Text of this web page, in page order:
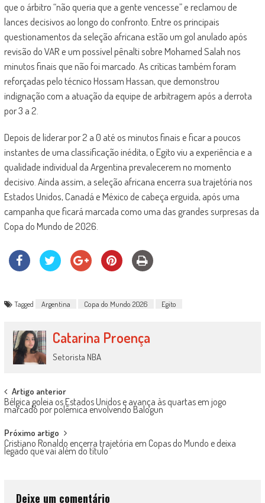
que o árbitro “não queria que a gente vencesse” e reclamou de
lances decisivos ao longo do confronto. Entre os principais
questionamentos da seleção africana estão um gol anulado após
revisão do VAR e um possível pênalti sobre Mohamed Salah nos
minutos finais que não foi marcado. As críticas também foram
reforçadas pelo técnico Hossam Hassan, que demonstrou
indignação com a atuação da equipe de arbitragem após a derrota
por 3 a 2.
Depois de liderar por 2 a 0 até os minutos finais e ficar a poucos
instantes de uma classificação inédita, o Egito viu a experiência e a
qualidade individual da Argentina prevalecerem no momento
decisivo. Ainda assim, a seleção africana encerra sua trajetória nos
Estados Unidos, Canadá e México de cabeça erguida, após uma
campanha que ficará marcada como uma das grandes surpresas da
Copa do Mundo de 2026.
Tagged Argentina Copa do Mundo 2026 Egito
Catarina Proença
Setorista NBA
Post
navigation
Artigo anterior
Bélgica goleia os Estados Unidos e avança às quartas em jogo
marcado por polêmica envolvendo Balogun
Próximo artigo
Cristiano Ronaldo encerra trajetória em Copas do Mundo e deixa
legado que vai além do título
Deixe um comentário